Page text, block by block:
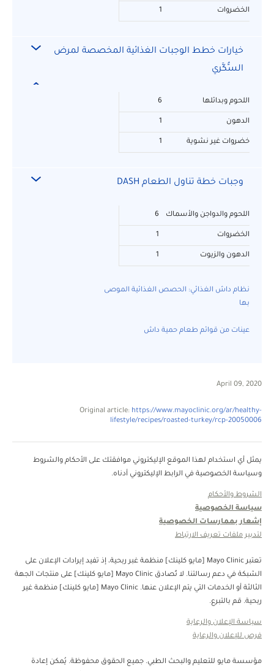
الخضروات 1
خيارات خطط الوجبات الغذائية المخصصة لمرض
السُّكَّري
اللحوم وبدائلها 6
الدهون 1
خضروات غير نشوية 1
وجبات خطة تناول الطعام DASH
اللحوم والدواجن والأسماك 6
الخضروات 1
الدهون والزيوت 1
نظام داش الغذائي: الحصص الغذائية الموصى
بها
عينات من قوائم طعام حمية داش
April 09, 2020
Original article: https://www.mayoclinic.org/ar/healthy-
lifestyle/recipes/roasted-turkey/rcp-20050006
يمثل أي استخدام لهذا الموقع الإليكتروني موافقتك على الأحكام والشروط
وسياسة الخصوصية في الرابط الإليكتروني أدناه.
الشروط والأحكام
سياسة الخصوصية
إشعار بممارسات الخصوصية
لتدبير ملفات تعريف الارتباط
تعتبر Mayo Clinic [مايو كلينك] منظمة غبر ربحية، إذ تفيد إيرادات الإعلان على
الشبكة في دعم رسالتنا. لا تُصادق Mayo Clinic [مايو كلينك] على منتجات الجهة
الثالثة أو الخدمات التي يتم الإعلان عنها. Mayo Clinic [مايو كلينك] منظمة غير
ربحية. قم بالتبرع.
سياسة الإعلان والرعاية
فرص للإعلان والرعاية
مؤسسة مايو للتعليم والبحث الطبي. جميع الحقوق محفوظة. يُمكن إعادة